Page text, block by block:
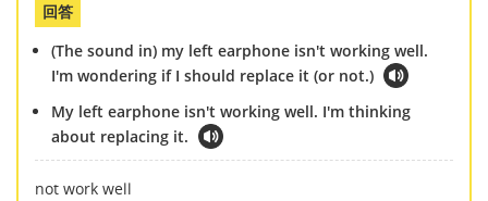
回答
(The sound in) my left earphone isn't working well.
I'm wondering if I should replace it (or not.)
My left earphone isn't working well. I'm thinking
about replacing it.
not work well